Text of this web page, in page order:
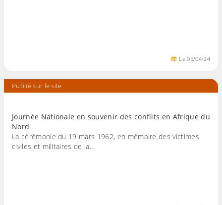
Le05/04/24
Publié sur le site
Journée Nationale en souvenir des conflits en Afrique du
Nord
La cérémonie du 19 mars 1962, en mémoire des victimes
civiles et militaires de la…